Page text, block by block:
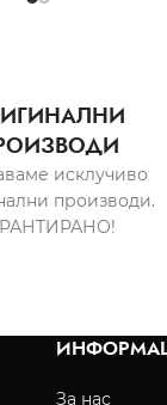
исклучиво
производи.
За нас